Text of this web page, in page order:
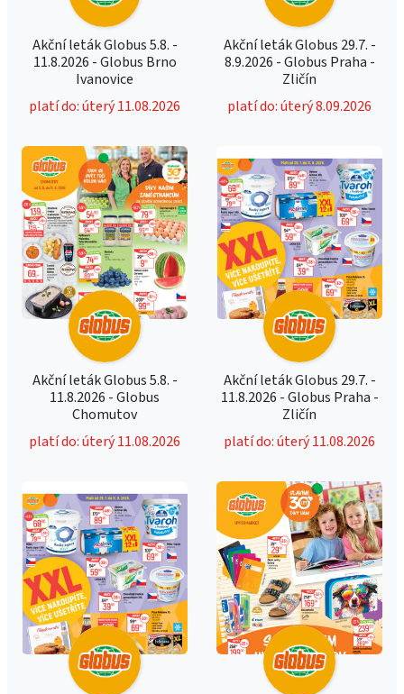
Akční leták Globus 5.8. -
11.8.2026 - Globus Brno
Ivanovice
platí do: úterý 11.08.2026
Akční leták Globus 29.7. -
8.9.2026 - Globus Praha -
Zličín
platí do: úterý 8.09.2026
Akční leták Globus 5.8. -
11.8.2026 - Globus
Chomutov
platí do: úterý 11.08.2026
Akční leták Globus 29.7. -
11.8.2026 - Globus Praha -
Zličín
platí do: úterý 11.08.2026